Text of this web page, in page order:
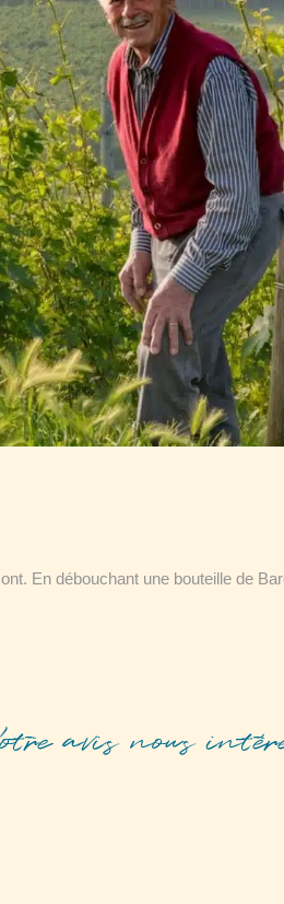
En débouchant une bouteille de
avis nous